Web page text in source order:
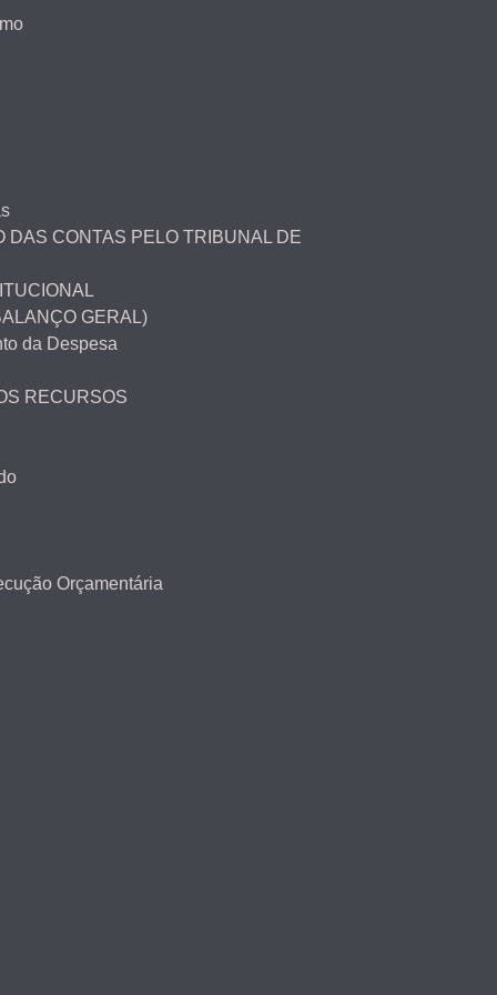
DAS CONTAS PELO TRIBUNAL DE
GERAL)
da Despesa
RECURSOS
Orçamentária